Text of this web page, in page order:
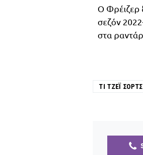
Ο Φρέιζερ
σεζόν
στα
ΤΙ ΤΖΈΙ ΣΟΡΤΣ